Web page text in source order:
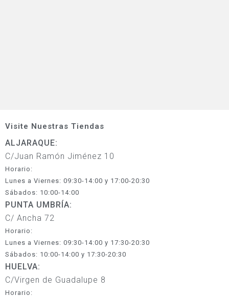
Visite Nuestras Tiendas
ALJARAQUE:
C/Juan Ramón Jiménez 10
Horario:
Lunes a Viernes: 09:30-14:00 y 17:00-20:30
Sábados: 10:00-14:00
PUNTA UMBRÍA:
C/ Ancha 72
Horario:
Lunes a Viernes: 09:30-14:00 y 17:30-20:30
Sábados: 10:00-14:00 y 17:30-20:30
HUELVA:
C/Virgen de Guadalupe 8
Horario: